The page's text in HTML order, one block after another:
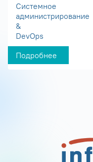
Системное
администрирование
&
DevOps
Подробнее